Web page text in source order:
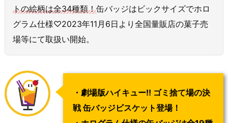
トの絵柄は全34種類！缶バッジはビックサイズでホロ
グラム仕様♡2023年11月6日より全国量販店の菓子売
場等にて取扱い開始。
・劇場版ハイキュー!! ゴミ捨て場の決
戦 缶バッジビスケット登場！